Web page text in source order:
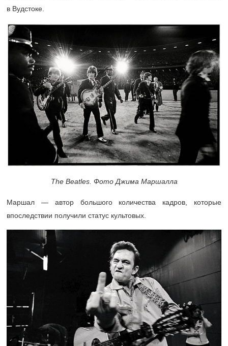
в Вудстоке.
The Beatles. Фото Джима Маршалла
Маршал — автор большого количества кадров, которые
впоследствии получили статус культовых.